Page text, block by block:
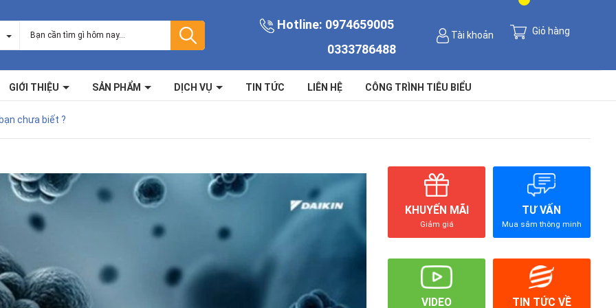
Hotline: 0974659005
0333786488
Tài khoản Giỏ hàng
GIỚI THIỆU SẢN PHẨM DỊCH VỤ TIN TỨC LIÊN HỆ CÔNG TRÌNH TIÊU BIỂU
chưa biết ?
KHUYẾN MÃI
Giảm giá
TƯ VẤN
Mua sắm thông minh
VIDEO TIN TỨC VỀ